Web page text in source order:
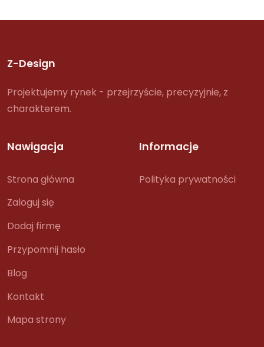
Z-Design
Projektujemy rynek - przejrzyście, precyzyjnie, z
charakterem.
Nawigacja
Strona główna
Zaloguj się
Dodaj firmę
Przypomnij hasło
Blog
Kontakt
Mapa strony
Informacje
Polityka prywatności